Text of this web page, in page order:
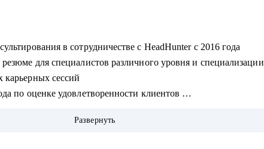
в сотрудничестве с HeadHunter с 2016 года
для специалистов различного уровня и специализации
карьерных сессий
по оценке удовлетворенности клиентов
Развернуть